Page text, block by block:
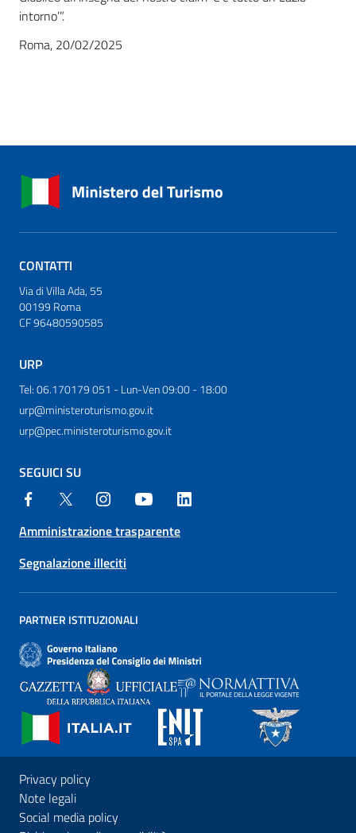
intorno’”.
Roma, 20/02/2025
CONTATTI
Via di Villa Ada, 55
00199 Roma
CF 96480590585
URP
Tel: 06.170179 051 - Lun-Ven 09:00 - 18:00
urp@ministeroturismo.gov.it
urp@pec.ministeroturismo.gov.it
SEGUICI SU
Amministrazione trasparente
Segnalazione illeciti
PARTNER ISTITUZIONALI
Privacy policy
Note legali
Social media policy